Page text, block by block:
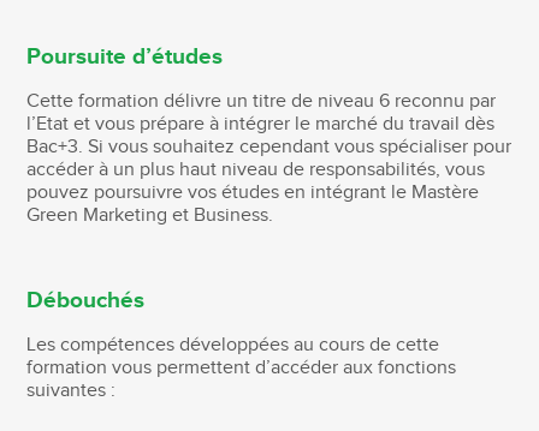
Poursuite d’études
Cette formation délivre un titre de niveau 6 reconnu par
l’Etat et vous prépare à intégrer le marché du travail dès
Bac+3. Si vous souhaitez cependant vous spécialiser pour
accéder à un plus haut niveau de responsabilités, vous
pouvez poursuivre vos études en intégrant le Mastère
Green Marketing et Business.
Débouchés
Les compétences développées au cours de cette
formation vous permettent d’accéder aux fonctions
suivantes :